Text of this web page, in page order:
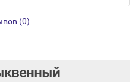
(0)